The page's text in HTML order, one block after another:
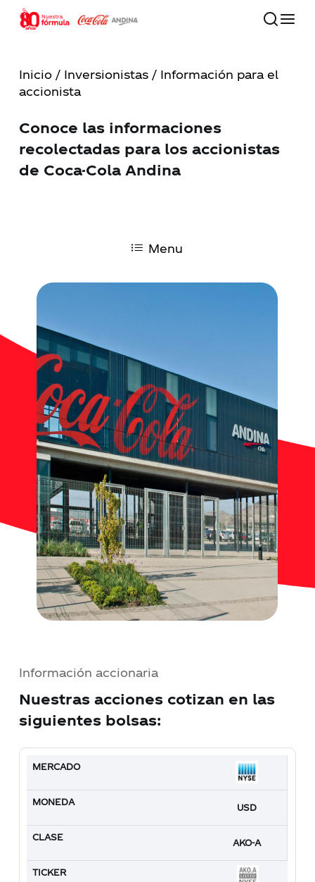
Skip
80 años
Nuestra compañía
Noticias
Trabaja con nosotros
Documentos de interés
Inicio/ Inversionistas/ Información para el
accionista
Conoce las informaciones
recolectadas para los accionistas
de Coca-Cola Andina
Menu
Información accionaria
Nuestras acciones cotizan en las
siguientes bolsas:
MERCADO
USD
AKO-A